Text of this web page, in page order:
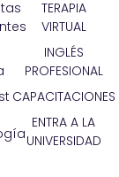
TERAPIA
VIRTUAL
INGLÉS
PROFESIONAL
CAPACITACIONES
ENTRA A LA
UNIVERSIDAD